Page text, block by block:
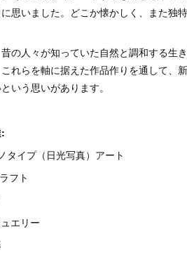
思いました。どこか懐かしく、また独
の人々が知っていた自然と調和する生
れらを軸に据えた作品作りを通して、
いう思いがあります。
タイプ（日光写真）アート
フト
エリー